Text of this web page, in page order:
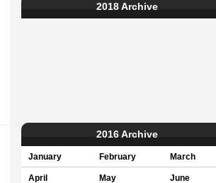
2018 Archive
2016 Archive
January February March
April May June